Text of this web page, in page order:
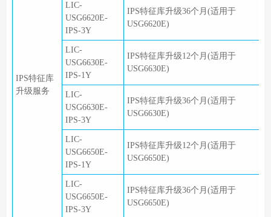
IPS特征库
升级服务
LIC-
USG6620E-
IPS-3Y
IPS特征库升级36个月(适用于
USG6620E)
LIC-
USG6630E-
IPS-1Y
IPS特征库升级12个月(适用于
USG6630E)
LIC-
USG6630E-
IPS-3Y
IPS特征库升级36个月(适用于
USG6630E)
LIC-
USG6650E-
IPS-1Y
IPS特征库升级12个月(适用于
USG6650E)
LIC-
USG6650E-
IPS-3Y
IPS特征库升级36个月(适用于
USG6650E)